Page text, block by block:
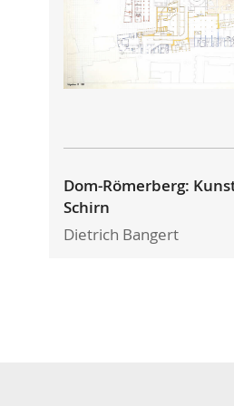
Dom-Römerberg:
Schirn
Dietrich Bangert